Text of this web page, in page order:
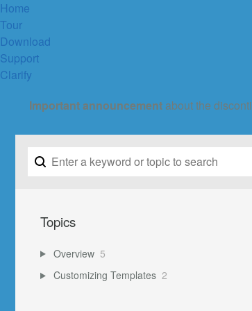
Home
Tour
Download
Support
Clarify
Important announcement about the
Topics
Overview 5
Customizing Templates 2